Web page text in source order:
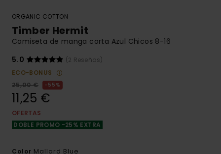
ORGANIC COTTON
Timber Hermit
Camiseta de manga corta Azul Chicos 8-16
5.0
(2 Reseñas)
ECO-BONUS
25,00 €
55%
11,25 €
OFERTAS
DOBLE PROMO -25% EXTRA
Color Mallard Blue